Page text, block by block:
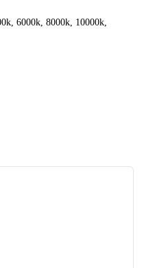
6000k, 8000k, 10000k,